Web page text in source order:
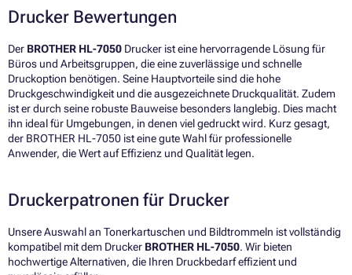
Drucker Bewertungen
Der BROTHER HL-7050 Drucker ist eine hervorragende Lösung für
Büros und Arbeitsgruppen, die eine zuverlässige und schnelle
Druckoption benötigen. Seine Hauptvorteile sind die hohe
Druckgeschwindigkeit und die ausgezeichnete Druckqualität. Zudem
ist er durch seine robuste Bauweise besonders langlebig. Dies macht
ihn ideal für Umgebungen, in denen viel gedruckt wird. Kurz gesagt,
der BROTHER HL-7050 ist eine gute Wahl für professionelle
Anwender, die Wert auf Effizienz und Qualität legen.
Druckerpatronen für Drucker
Unsere Auswahl an Tonerkartuschen und Bildtrommeln ist vollständig
kompatibel mit dem Drucker BROTHER HL-7050. Wir bieten
hochwertige Alternativen, die Ihren Druckbedarf effizient und